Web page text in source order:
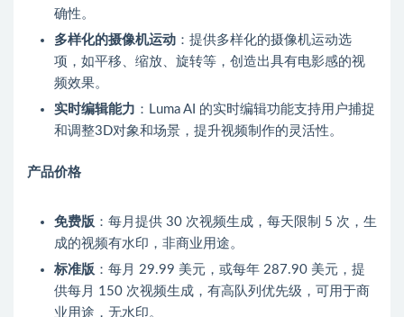
确性。
多样化的摄像机运动 ：提供多样化的摄像机运动选
项，如平移、缩放、旋转等，创造出具有电影感的视
频效果。
实时编辑能力 ：Luma AI 的实时编辑功能支持用户捕捉
和调整3D对象和场景，提升视频制作的灵活性。
产品价格
免费版 ：每月提供 30 次视频生成，每天限制 5 次，生
成的视频有水印，非商业用途。
标准版 ：每月 29.99 美元，或每年 287.90 美元，提
供每月 150 次视频生成，有高队列优先级，可用于商
业用途，无水印。